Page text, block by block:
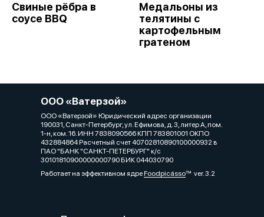
Свиные рёбра в
соусе BBQ
Медальоны из
телятины с
картофельным
гратеном
ООО «Ватерзой»
ООО «Ватерзой» Юридический адрес организации
190031, Санкт-Петербург, ул. Ефимова, д. 3, литер А, пом.
1-н, ком. 16. ИНН 7838090566 КПП 783801001 ОКПО
432884864 Расчетный счет 40702810890100000932 в
ПАО "БАНК "САНКТ-ПЕТЕРБУРГ" к/с
30101810900000000790 БИК 044030790
Работает на эффективном ядреFoodpicássover. 3.2